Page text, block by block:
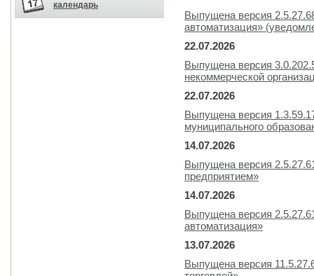
календарь
Выпущена версия
автоматизация»
22.07.2026
Выпущена версия
некоммерческой
22.07.2026
Выпущена версия
муниципального
14.07.2026
Выпущена версия
предприятием»
14.07.2026
Выпущена версия
автоматизация»
13.07.2026
Выпущена версия